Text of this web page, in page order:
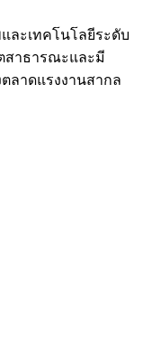
ละเทคโนโลยีระดับ
สาธารณะและมี
ลาดแรงงานสากล